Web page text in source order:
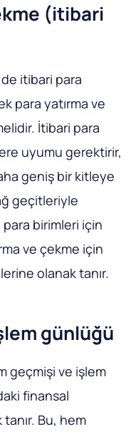
(itibari
itibari para
para yatırma ve
İtibari para
uyumu gerektirir,
geniş bir kitleye
geçitleriyle
birimleri için
ve çekme için
olanak tanır.
günlüğü
geçmişi ve işlem
finansal
Bu, hem